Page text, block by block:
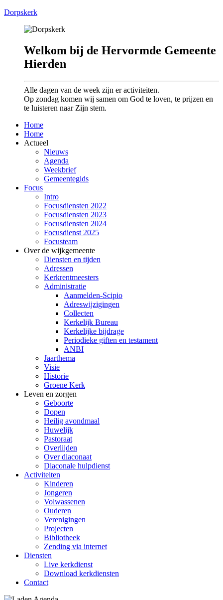
Dorpskerk
Welkom bij de Hervormde Gemeente
Hierden
Alle dagen van de week zijn er activiteiten.
Op zondag komen wij samen om God te loven, te prijzen en
te luisteren naar Zijn stem.
Home
Home
Actueel
Nieuws
Agenda
Weekbrief
Gemeentegids
Focus
Intro
Focusdiensten 2022
Focusdiensten 2023
Focusdiensten 2024
Focusdienst 2025
Focusteam
Over de wijkgemeente
Diensten en tijden
Adressen
Kerkrentmeesters
Administratie
Aanmelden-Scipio
Adreswijzigingen
Collecten
Kerkelijk Bureau
Kerkelijke bijdrage
Periodieke giften en testament
ANBI
Jaarthema
Visie
Historie
Groene Kerk
Leven en zorgen
Geboorte
Dopen
Heilig avondmaal
Huwelijk
Pastoraat
Overlijden
Over diaconaat
Diaconale hulpdienst
Activiteiten
Kinderen
Jongeren
Volwassenen
Ouderen
Verenigingen
Projecten
Bibliotheek
Zending via internet
Diensten
Live kerkdienst
Download kerkdiensten
Contact